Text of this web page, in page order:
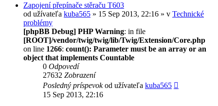
Zapojení přepínače stěraču T603
od užívateľa kuba565 » 15 Sep 2013, 22:16 » v Technické
problémy
[phpBB Debug] PHP Warning: in file
[ROOT]/vendor/twig/twig/lib/Twig/Extension/Core.php
on line 1266: count(): Parameter must be an array or an
object that implements Countable
0 Odpovedí
27632 Zobrazení
Posledný príspevokod užívateľa kuba565
15 Sep 2013, 22:16